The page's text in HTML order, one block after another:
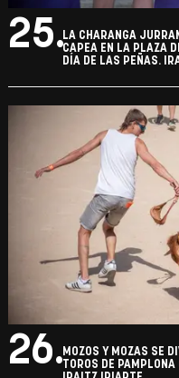
25.LA CHARANGA
CAPEA EN LA PLAZA
DÍA DE LAS PEÑAS.
26.MOZOS Y MOZAS SE
TOROS DE